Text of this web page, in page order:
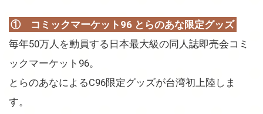
① コミックマーケット96 とらのあな限定グッズ
毎年50万人を動員する日本最大級の同人誌即売会コミ
ックマーケット96。
とらのあなによるC96限定グッズが台湾初上陸しま
す。